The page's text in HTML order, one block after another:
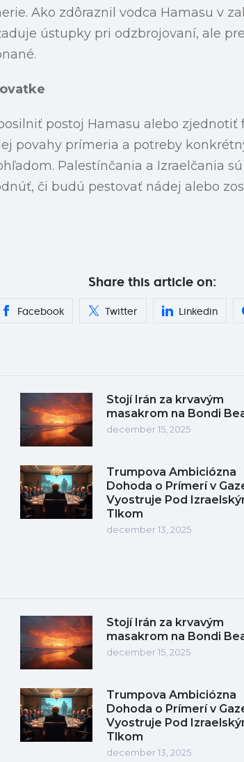
Ako zdôraznil vodca Hamasu v
ústupky pri odzbrojovaní, ale
postoj Hamasu alebo zjednotiť
povahy prímeria a potreby
Palestínčania a Izraelčania
či budú pestovať nádej alebo
Share this article on:
Facebook Twitter Linkedin
Stojí Irán za krvavým
masakrom na Bondi
december 15, 2025
Trumpova Ambiciózna
Dohoda o Prímerí v
Vyostruje Pod
Tlkom
december 13, 2025
Stojí Irán za krvavým
masakrom na Bondi
december 15, 2025
Trumpova Ambiciózna
Dohoda o Prímerí v
Vyostruje Pod
Tlkom
december 13, 2025